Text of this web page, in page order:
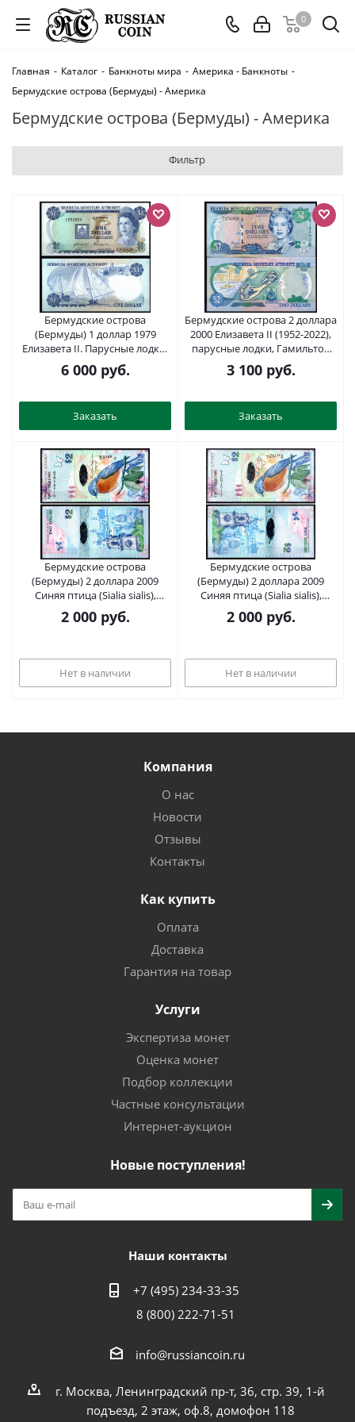
0
Главная - Каталог - Банкноты мира - Америка - Банкноты -
Бермудские острова (Бермуды) - Америка
Бермудские острова (Бермуды) - Америка
Фильтр
Бермудские острова
(Бермуды) 1 доллар 1979
Елизавета II. Парусные лодки,
Гамильтон Pick 28 b бумага
UNC (пресс) 451-1333-3
6 000руб.
Заказать
Бермудские острова 2 доллара
2000 Елизавета II (1952-2022),
парусные лодки, Гамильтон
Pick 50 a бумага UNC (пресс)
7199-11-3
3 100руб.
Заказать
Бермудские острова
(Бермуды) 2 доллара 2009
Синяя птица (Sialia sialis),
Часовая башня на верфи
(Гамильтон), Нептун Pick 57 b
2 000руб.
Нет в наличии
Бермудские острова
(Бермуды) 2 доллара 2009
Синяя птица (Sialia sialis),
Часовая башня на верфи
(Гамильтон), Нептун Pick 57 c
2 000руб.
Нет в наличии
Компания
О нас
Новости
Отзывы
Контакты
Как купить
Оплата
Доставка
Гарантия на товар
Услуги
Экспертиза монет
Оценка монет
Подбор коллекции
Частные консультации
Интернет-аукцион
Новые поступления!
Наши контакты
+7 (495) 234-33-35
8 (800) 222-71-51
info@russiancoin.ru
г. Москва, Ленинградский пр-т, 36, стр. 39, 1-й
подъезд, 2 этаж, оф.8, домофон 118